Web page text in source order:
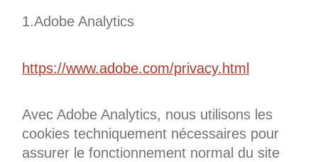
1.Adobe Analytics
https://www.adobe.com/privacy.html
Avec Adobe Analytics, nous utilisons les
cookies techniquement nécessaires pour
assurer le fonctionnement normal du site